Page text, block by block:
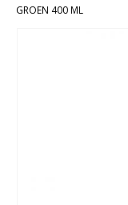
GROEN 400 ML